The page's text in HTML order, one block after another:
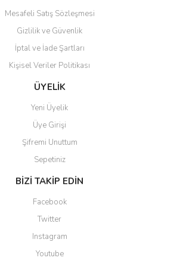
Gönder
Mesafeli Satış Sözleşmesi
Gizlilik ve Güvenlik
İptal ve İade Şartları
Kişisel Veriler Politikası
ÜYELİK
Yeni Üyelik
Üye Girişi
Şifremi Unuttum
Sepetiniz
BİZİ TAKİP EDİN
Facebook
Twitter
Instagram
Youtube